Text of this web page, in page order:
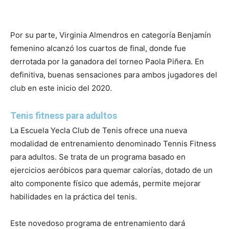
Por su parte, Virginia Almendros en categoría Benjamín
femenino alcanzó los cuartos de final, donde fue
derrotada por la ganadora del torneo Paola Piñera. En
definitiva, buenas sensaciones para ambos jugadores del
club en este inicio del 2020.
Tenis fitness para adultos
La Escuela Yecla Club de Tenis ofrece una nueva
modalidad de entrenamiento denominado Tennis Fitness
para adultos. Se trata de un programa basado en
ejercicios aeróbicos para quemar calorías, dotado de un
alto componente físico que además, permite mejorar
habilidades en la práctica del tenis.
Este novedoso programa de entrenamiento dará